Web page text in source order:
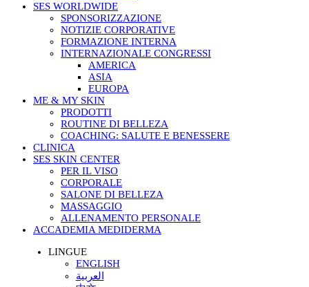
SES WORLDWIDE
SPONSORIZZAZIONE
NOTIZIE CORPORATIVE
FORMAZIONE INTERNA
INTERNAZIONALE CONGRESSI
AMERICA
ASIA
EUROPA
ME & MY SKIN
PRODOTTI
ROUTINE DI BELLEZA
COACHING: SALUTE E BENESSERE
CLINICA
SES SKIN CENTER
PER IL VISO
CORPORALE
SALONE DI BELLEZA
MASSAGGIO
ALLENAMENTO PERSONALE
ACCADEMIA MEDIDERMA
LINGUE
ENGLISH
العربية